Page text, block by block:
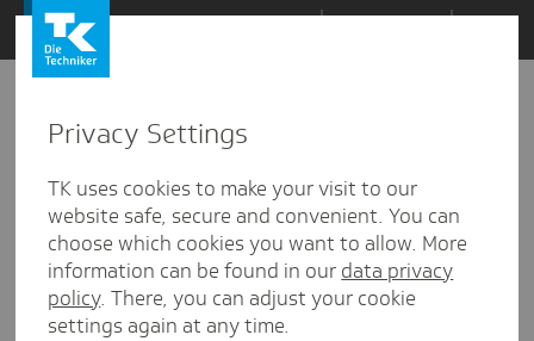
Zum
Inhalt
springen
Privacy Settings
TK uses cookies to make your visit to our
website safe, secure and convenient. You can
choose which cookies you want to allow. More
information can be found in our data privacy
policy. There, you can adjust your cookie
settings again at any time.